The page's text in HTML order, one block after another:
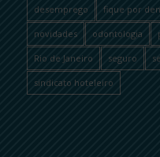
desemprego fique por
novidades odontologia
Rio de Janeiro seguro
sindicato hoteleiro